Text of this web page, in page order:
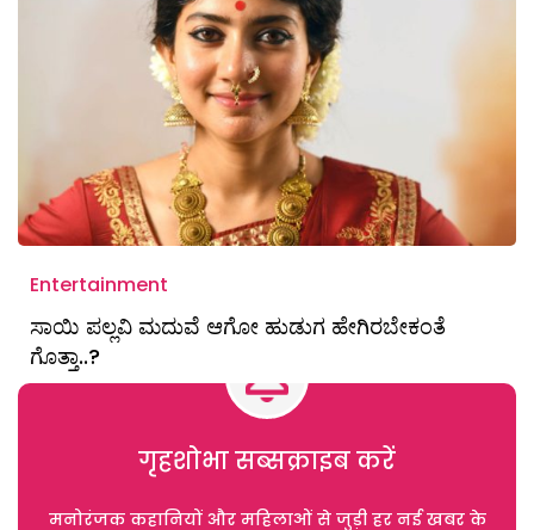
Entertainment
ಸಾಯಿ ಪಲ್ಲವಿ ಮದುವೆ ಆಗೋ ಹುಡುಗ ಹೇಗಿರಬೇಕಂತೆ
ಗೊತ್ತಾ..?
गृहशोभा सब्सक्राइब करें
मनोरंजक कहानियों और महिलाओं से जुड़ी हर नई खबर के